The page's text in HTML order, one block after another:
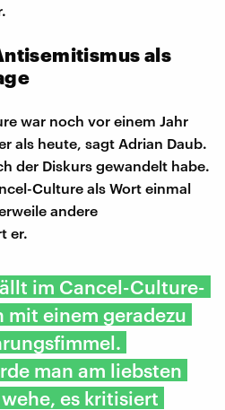
als
war noch vor einem Jahr
als heute, sagt Adrian Daub.
der Diskurs gewandelt habe.
Culture als Wort einmal
andere
er.
im Cancel-Culture-
mit einem geradezu
man am liebsten
es kritisiert